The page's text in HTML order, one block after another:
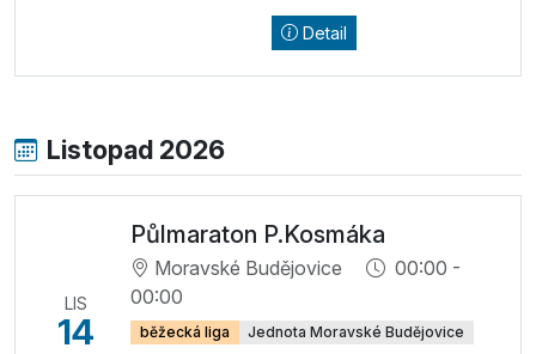
Detail
Listopad 2026
LIS
14
Půlmaraton P.Kosmáka
Moravské Budějovice
00:00 -
00:00
běžecká liga Jednota Moravské Budějovice